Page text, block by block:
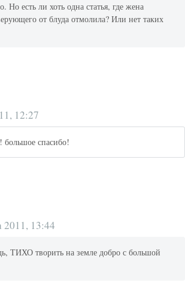
Но есть ли хоть одна статья, где жена
от блуда отмолила? Или нет таких
12:27
большое спасибо!
2011, 13:44
ТИХО творить на земле добро с большой